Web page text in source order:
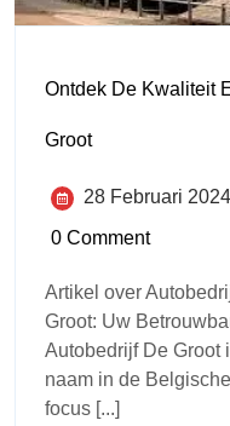
Ontdek De Kwaliteit
Groot
28 Februari 2024
0 Comment
Artikel over
Groot: Uw
Autobedrijf De Groot
naam in de
focus [...]